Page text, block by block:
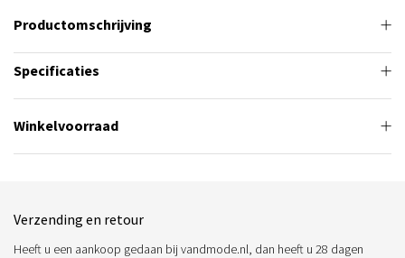
Productomschrijving
Specificaties
Winkelvoorraad
Verzending en retour
Heeft u een aankoop gedaan bij vandmode.nl, dan heeft u 28 dagen